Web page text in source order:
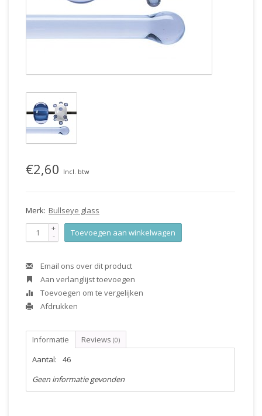
€2,60 Incl. btw
Merk: Bullseye glass
+
- Toevoegen aan winkelwagen
Email ons over dit product
Aan verlanglijst toevoegen
Toevoegen om te vergelijken
Afdrukken
Informatie Reviews (0)
Aantal:
46
Geen informatie gevonden